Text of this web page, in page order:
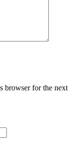
browser for the next